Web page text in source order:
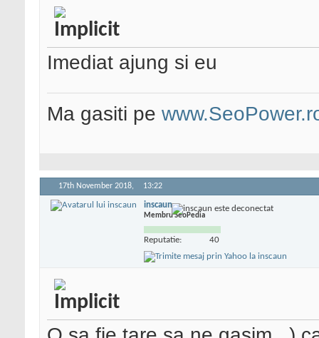
Imediat ajung si eu
Ma gasiti pe
17th November 2018, 13:22
inscaun
Membru SeoPedia
Reputatie: 40